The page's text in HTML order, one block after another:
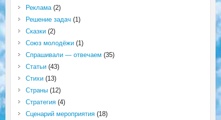
Реклама(2)
Решение задач (1)
Сказки(2)
Союз молодёжи(1)
Спрашивали — отвечаем (35)
Статьи(43)
Стихи(13)
Страны(12)
Стратегия(4)
Сценарий мероприятия(18)